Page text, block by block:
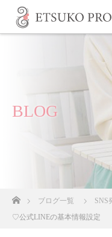
BLOG
ホームブログ一覧 SNS
♡公式LINEの基本情報設定